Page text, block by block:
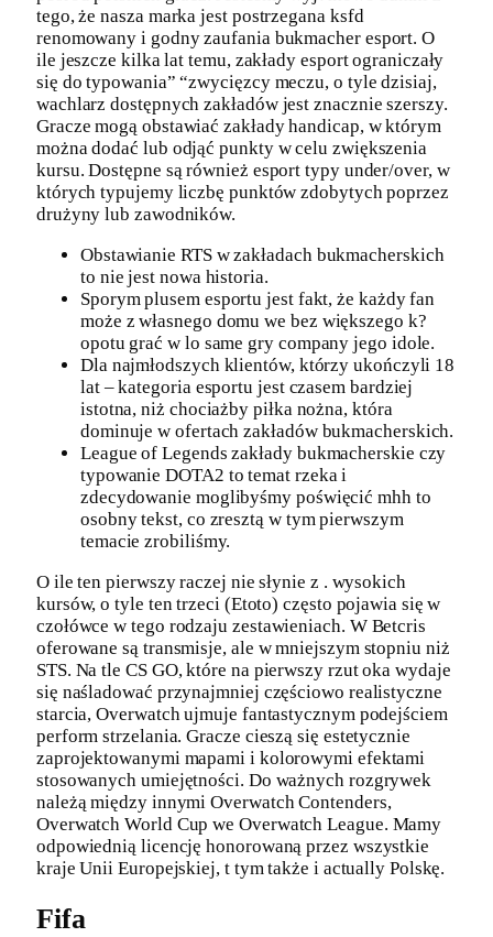
tego, że nasza marka jest postrzegana ksfd
renomowany i godny zaufania bukmacher esport. O
ile jeszcze kilka lat temu, zakłady esport ograniczały
się do typowania” “zwycięzcy meczu, o tyle dzisiaj,
wachlarz dostępnych zakładów jest znacznie szerszy.
Gracze mogą obstawiać zakłady handicap, w którym
można dodać lub odjąć punkty w celu zwiększenia
kursu. Dostępne są również esport typy under/over, w
których typujemy liczbę punktów zdobytych poprzez
drużyny lub zawodników.
Obstawianie RTS w zakładach bukmacherskich
to nie jest nowa historia.
Sporym plusem esportu jest fakt, że każdy fan
może z własnego domu we bez większego k?
opotu grać w lo same gry company jego idole.
Dla najmłodszych klientów, którzy ukończyli 18
lat – kategoria esportu jest czasem bardziej
istotna, niż chociażby piłka nożna, która
dominuje w ofertach zakładów bukmacherskich.
League of Legends zakłady bukmacherskie czy
typowanie DOTA2 to temat rzeka i
zdecydowanie moglibyśmy poświęcić mhh to
osobny tekst, co zresztą w tym pierwszym
temacie zrobiliśmy.
O ile ten pierwszy raczej nie słynie z . wysokich
kursów, o tyle ten trzeci (Etoto) często pojawia się w
czołówce w tego rodzaju zestawieniach. W Betcris
oferowane są transmisje, ale w mniejszym stopniu niż
STS. Na tle CS GO, które na pierwszy rzut oka wydaje
się naśladować przynajmniej częściowo realistyczne
starcia, Overwatch ujmuje fantastycznym podejściem
perform strzelania. Gracze cieszą się estetycznie
zaprojektowanymi mapami i kolorowymi efektami
stosowanych umiejętności. Do ważnych rozgrywek
należą między innymi Overwatch Contenders,
Overwatch World Cup we Overwatch League. Mamy
odpowiednią licencję honorowaną przez wszystkie
kraje Unii Europejskiej, t tym także i actually Polskę.
Fifa